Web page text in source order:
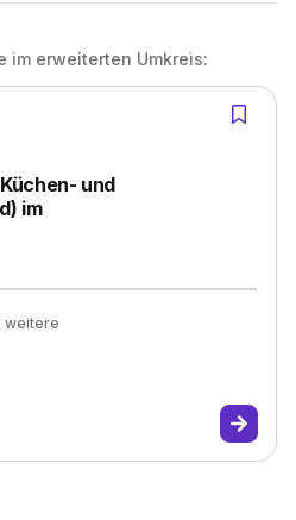
im erweiterten Umkreis:
und
im
weitere